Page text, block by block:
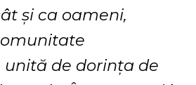
și ca oameni,
de dorința de